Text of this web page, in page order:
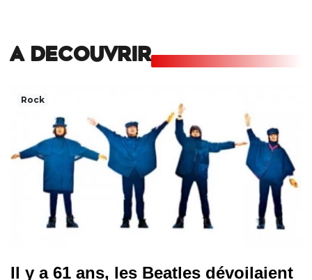
A DECOUVRIR
Rock
Il y a 61 ans, les Beatles dévoilaient